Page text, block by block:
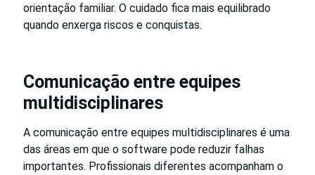
orientação familiar. O cuidado fica mais equilibrado
quando enxerga riscos e conquistas.
Comunicação entre equipes
multidisciplinares
A comunicação entre equipes multidisciplinares é uma
das áreas em que o software pode reduzir falhas
importantes. Profissionais diferentes acompanham o